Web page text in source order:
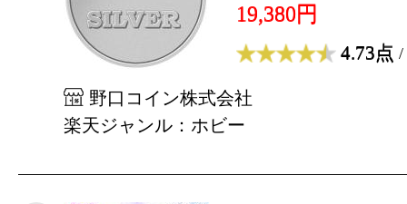
19,380円
4.73点 /
野口コイン株式会社
楽天ジャンル：ホビー